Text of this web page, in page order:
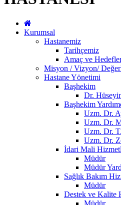
Kurumsal
Hastanemiz
Tarihçemiz
Amaç ve
Misyon / Vizyon/
Hastane Yönetimi
Başhekim
Dr.
Başhekim
Uzm. Dr.
Uzm. Dr.
Uzm. Dr.
Uzm. Dr.
İdari Mali
Müdür
Müdür
Sağlık Bakım
Müdür
Destek ve Kalite
Müdür